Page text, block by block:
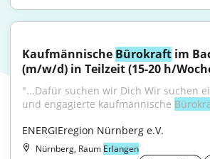
Kaufmännische Bürokraft im
(m/w/d) in Teilzeit (15-20 h/
"...Dafür suchen wir Dich Wir suchen
und engagierte kaufmännische
ENERGIEregion Nürnberg e.V.
Nürnberg, Raum Erlangen